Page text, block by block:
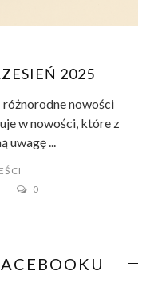
2025
nowości
w nowości, które z
uwagę ...
0